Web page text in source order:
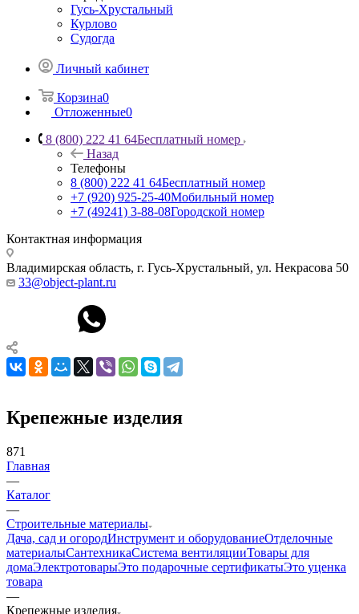
Гусь-Хрустальный
Курлово
Судогда
Личный кабинет
Корзина0
Отложенные0
8 (800) 222 41 64Бесплатный номер
Назад
Телефоны
8 (800) 222 41 64Бесплатный номер
+7 (920) 925-25-40Мобильный номер
+7 (49241) 3-88-08Городской номер
Контактная информация
Владимирская область, г. Гусь-Хрустальный, ул. Некрасова 50
33@object-plant.ru
Крепежные изделия
871
Главная
—
Каталог
—
Строительные материалы
Дача, сад и огородИнструмент и оборудованиеОтделочные
материалыСантехникаСистема вентиляцииТовары для
домаЭлектротоварыЭто подарочные сертификатыЭто уценка
товара
—
Крепежные изделия